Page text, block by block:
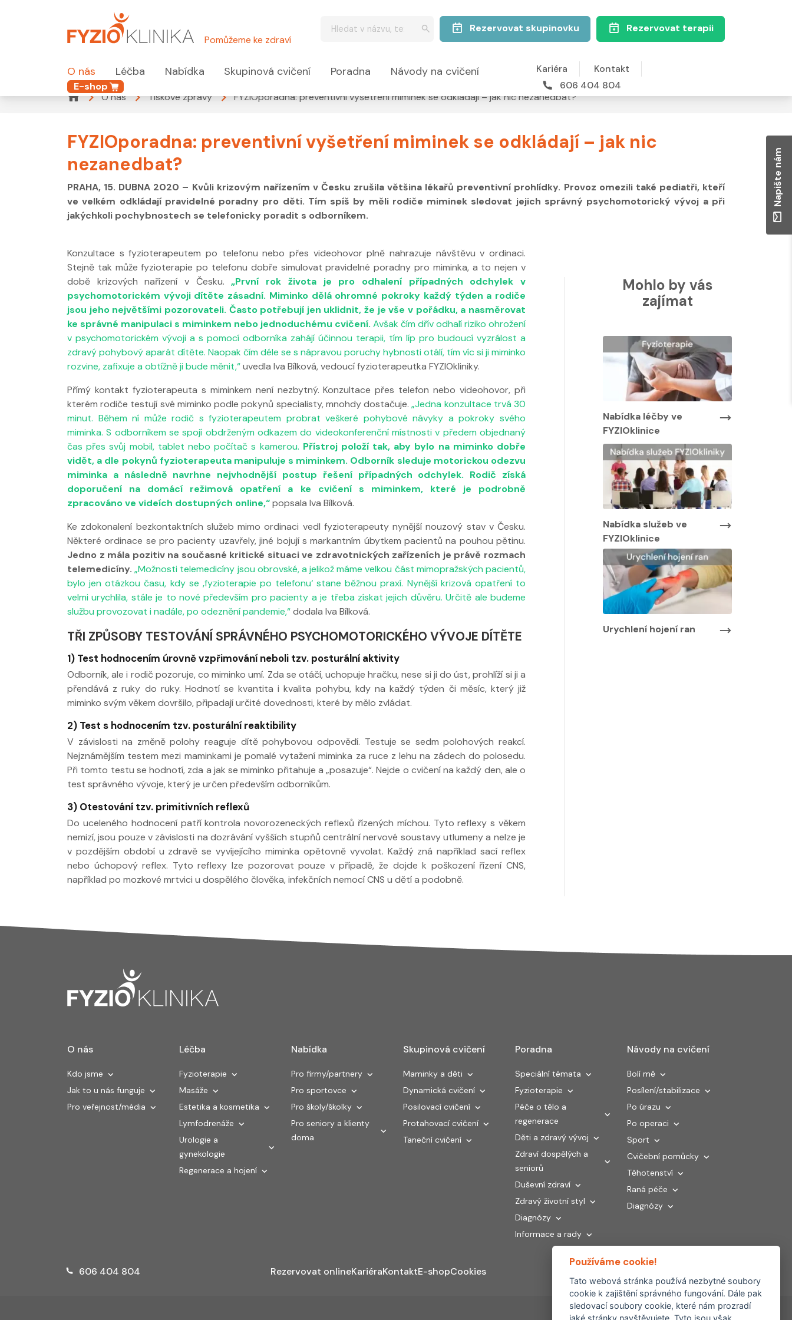
Pomůžeme ke zdraví
Rezervovat skupinovku Rezervovat terapii
O nás Léčba Nabídka Skupinová cvičení Poradna Návody na cvičení
E-shop
Kariéra
Kontakt
606 404 804
O nás
Tiskové zprávy FYZIOporadna: preventivní vyšetření miminek se odkládají – jak nic nezanedbat?
FYZIOporadna: preventivní vyšetření miminek se odkládají – jak nic
nezanedbat?
PRAHA, 15. DUBNA 2020 – Kvůli krizovým nařízením v Česku zrušila většina lékařů preventivní prohlídky. Provoz omezili také pediatři, kteří
ve velkém odkládají pravidelné poradny pro děti. Tím spíš by měli rodiče miminek sledovat jejich správný psychomotorický vývoj a při
jakýchkoli pochybnostech se telefonicky poradit s odborníkem.
Konzultace s fyzioterapeutem po telefonu nebo přes videohovor plně nahrazuje návštěvu v ordinaci.
Stejně tak může fyzioterapie po telefonu dobře simulovat pravidelné poradny pro miminka, a to nejen v
době krizových nařízení v Česku. „První rok života je pro odhalení případných odchylek v
psychomotorickém vývoji dítěte zásadní. Miminko dělá ohromné pokroky každý týden a rodiče
jsou jeho největšími pozorovateli. Často potřebují jen uklidnit, že je vše v pořádku, a nasměrovat
ke správné manipulaci s miminkem nebo jednoduchému cvičení. Avšak čím dřív odhalí riziko ohrožení
v psychomotorickém vývoji a s pomocí odborníka zahájí účinnou terapii, tím líp pro budoucí vyzrálost a
zdravý pohybový aparát dítěte. Naopak čím déle se s nápravou poruchy hybnosti otálí, tím víc si ji miminko
rozvine, zafixuje a obtížně ji bude měnit,“uvedla Iva Bílková, vedoucí fyzioterapeutka FYZIOkliniky.
Přímý kontakt fyzioterapeuta s miminkem není nezbytný. Konzultace přes telefon nebo videohovor, při
kterém rodiče testují své miminko podle pokynů specialisty, mnohdy dostačuje.„Jedna konzultace trvá 30
minut. Během ní může rodič s fyzioterapeutem probrat veškeré pohybové návyky a pokroky svého
miminka. S odborníkem se spojí obdrženým odkazem do videokonferenční místnosti v předem objednaný
čas přes svůj mobil, tablet nebo počítač s kamerou. Přístroj položí tak, aby bylo na miminko dobře
vidět, a dle pokynů fyzioterapeuta manipuluje s miminkem. Odborník sleduje motorickou odezvu
miminka a následně navrhne nejvhodnější postup řešení případných odchylek. Rodič získá
doporučení na domácí režimová opatření a ke cvičení s miminkem, které je podrobně
zpracováno ve videích dostupných online,“popsala Iva Bílková.
Ke zdokonalení bezkontaktních služeb mimo ordinaci vedl fyzioterapeuty nynější nouzový stav v Česku.
Některé ordinace se pro pacienty uzavřely, jiné bojují s markantním úbytkem pacientů na pouhou pětinu.
Jedno z mála pozitiv na současné kritické situaci ve zdravotnických zařízeních je právě rozmach
telemedicíny. „Možnosti telemedicíny jsou obrovské, a jelikož máme velkou část mimopražských pacientů,
bylo jen otázkou času, kdy se ‚fyzioterapie po telefonu‘ stane běžnou praxí. Nynější krizová opatření to
velmi urychlila, stále je to nové především pro pacienty a je třeba získat jejich důvěru. Určitě ale budeme
službu provozovat i nadále, po odeznění pandemie,“dodala Iva Bílková.
TŘI ZPŮSOBY TESTOVÁNÍ SPRÁVNÉHO PSYCHOMOTORICKÉHO VÝVOJE DÍTĚTE
1) Test hodnocením úrovně vzpřimování neboli tzv. posturální aktivity
Odborník, ale i rodič pozoruje, co miminko umí. Zda se otáčí, uchopuje hračku, nese si ji do úst, prohlíží si ji a
přendává z ruky do ruky. Hodnotí se kvantita i kvalita pohybu, kdy na každý týden či měsíc, který již
miminko svým věkem dovršilo, připadají určité dovednosti, které by mělo zvládat.
2) Test s hodnocením tzv. posturální reaktibility
V závislosti na změně polohy reaguje dítě pohybovou odpovědí. Testuje se sedm polohových reakcí.
Nejznámějším testem mezi maminkami je pomalé vytažení miminka za ruce z lehu na zádech do polosedu.
Při tomto testu se hodnotí, zda a jak se miminko přitahuje a „posazuje“. Nejde o cvičení na každý den, ale o
test správného vývoje, který je určen především odborníkům.
3) Otestování tzv. primitivních reflexů
Do uceleného hodnocení patří kontrola novorozeneckých reflexů řízených míchou. Tyto reflexy s věkem
nemizí, jsou pouze v závislosti na dozrávání vyšších stupňů centrální nervové soustavy utlumeny a nelze je
v pozdějším období u zdravě se vyvíjejícího miminka opětovně vyvolat. Každý zná například sací reflex
nebo úchopový reflex. Tyto reflexy lze pozorovat pouze v případě, že dojde k poškození řízení CNS,
například po mozkové mrtvici u dospělého člověka, infekčních nemocí CNS u dětí a podobně.
Mohlo by vás
zajímat
Nabídka léčby ve
FYZIOklinice
Nabídka léčby ve
FYZIOklinice
Nabídka léčby ve
FYZIOklinice
Nabídka léčby ve
FYZIOklinice
Nabídka služeb ve
FYZIOklinice
Urychlení hojení ran
Napište nám
O nás
Kdo jsme
Jak to u nás funguje
Pro veřejnost/média
Léčba
Fyzioterapie
Masáže
Estetika a kosmetika
Lymfodrenáže
Urologie a
gynekologie
Regenerace a hojení
Nabídka
Pro firmy/partnery
Pro sportovce
Pro školy/školky
Pro seniory a klienty
doma
Skupinová cvičení
Maminky a děti
Dynamická cvičení
Posilovací cvičení
Protahovací cvičení
Taneční cvičení
Poradna
Speciální témata
Fyzioterapie
Péče o tělo a
regenerace
Děti a zdravý vývoj
Zdraví dospělých a
seniorů
Duševní zdraví
Zdravý životní styl
Diagnózy
Informace a rady
Návody na cvičení
Bolí mě
Posílení/stabilizace
Po úrazu
Po operaci
Sport
Cvičební pomůcky
Těhotenství
Raná péče
Diagnózy
606 404 804 Rezervovat onlineKariéraKontaktE-shopCookies
Používáme cookie!
Tato webová stránka používá nezbytné soubory
cookie k zajištění správného fungování. Dále pak
sledovací soubory cookie, které nám prozradí
jaké stránky navštěvujete. Tyto jsou však